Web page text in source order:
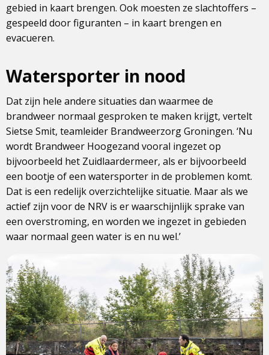
gebied in kaart brengen. Ook moesten ze slachtoffers –
gespeeld door figuranten – in kaart brengen en
evacueren.
Watersporter in nood
Dat zijn hele andere situaties dan waarmee de
brandweer normaal gesproken te maken krijgt, vertelt
Sietse Smit, teamleider Brandweerzorg Groningen. ‘Nu
wordt Brandweer Hoogezand vooral ingezet op
bijvoorbeeld het Zuidlaardermeer, als er bijvoorbeeld
een bootje of een watersporter in de problemen komt.
Dat is een redelijk overzichtelijke situatie. Maar als we
actief zijn voor de NRV is er waarschijnlijk sprake van
een overstroming, en worden we ingezet in gebieden
waar normaal geen water is en nu wel.’